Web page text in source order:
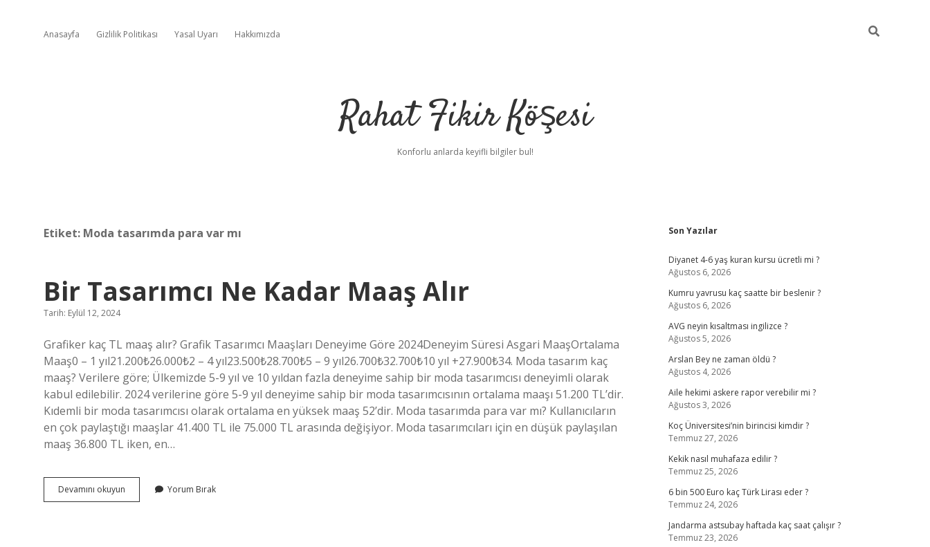
Anasayfa Gizlilik Politikası Yasal Uyarı Hakkımızda
Rahat Fikir Köşesi
Konforlu anlarda keyifli bilgiler bul!
Etiket: Moda tasarımda para var mı
Bir Tasarımcı Ne Kadar Maaş Alır
Tarih: Eylül 12, 2024
Grafiker kaç TL maaş alır? Grafik Tasarımcı Maaşları Deneyime Göre 2024Deneyim Süresi Asgari MaaşOrtalama
Maaş0 – 1 yıl21.200₺26.000₺2 – 4 yıl23.500₺28.700₺5 – 9 yıl26.700₺32.700₺10 yıl +27.900₺34. Moda tasarım kaç
maaş? Verilere göre; Ülkemizde 5-9 yıl ve 10 yıldan fazla deneyime sahip bir moda tasarımcısı deneyimli olarak
kabul edilebilir. 2024 verilerine göre 5-9 yıl deneyime sahip bir moda tasarımcısının ortalama maaşı 51.200 TL’dir.
Kıdemli bir moda tasarımcısı olarak ortalama en yüksek maaş 52’dir. Moda tasarımda para var mı? Kullanıcıların
en çok paylaştığı maaşlar 41.400 TL ile 75.000 TL arasında değişiyor. Moda tasarımcıları için en düşük paylaşılan
maaş 36.800 TL iken, en…
Devamını okuyun
Tasarımcı
Yorum Bırak
Sidebar
Son Yazılar
Diyanet 4-6 yaş kuran kursu ücretli mi ?
Ağustos 6, 2026
Kumru yavrusu kaç saatte bir beslenir ?
Ağustos 6, 2026
AVG neyin kısaltması ingilizce ?
Ağustos 5, 2026
Arslan Bey ne zaman öldü ?
Ağustos 4, 2026
Aile hekimi askere rapor verebilir mi ?
Ağustos 3, 2026
Koç Üniversitesi’nin birincisi kimdir ?
Temmuz 27, 2026
Kekik nasıl muhafaza edilir ?
Temmuz 25, 2026
6 bin 500 Euro kaç Türk Lirası eder ?
Temmuz 24, 2026
Jandarma astsubay haftada kaç saat çalışır ?
Temmuz 23, 2026
ilbet yeni giriş